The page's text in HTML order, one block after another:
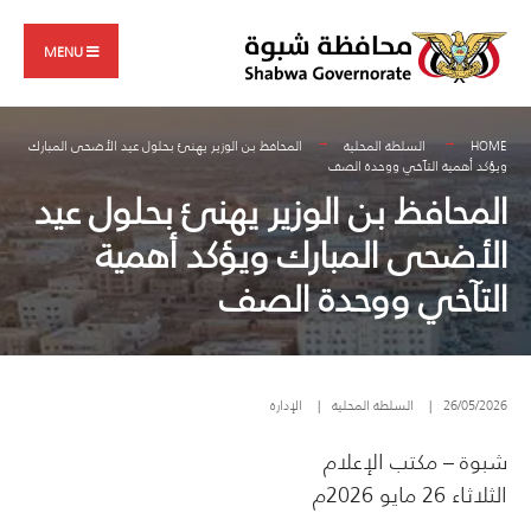
content
MENU
HOME السلطة المحلية
المحافظ بن الوزير يهنئ بحلول عيد الأضحى المبارك
ويؤكد أهمية التآخي ووحدة الصف
المحافظ بن الوزير يهنئ بحلول عيد
الأضحى المبارك ويؤكد أهمية
التآخي ووحدة الصف
26/05/2026
| السلطة المحلية | الإدارة
شبوة – مكتب الإعلام
الثلاثاء 26 مايو 2026م
for: